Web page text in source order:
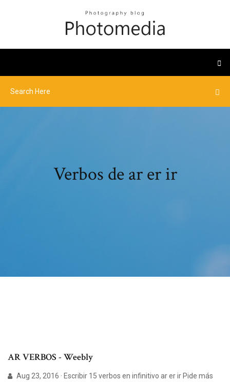
Verbos de ar er ir
AR VERBOS - Weebly
Aug 23, 2016 · Escribir 15 verbos en infinitivo ar er ir Pide más